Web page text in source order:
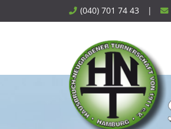
to
(040) 701 74 43 |